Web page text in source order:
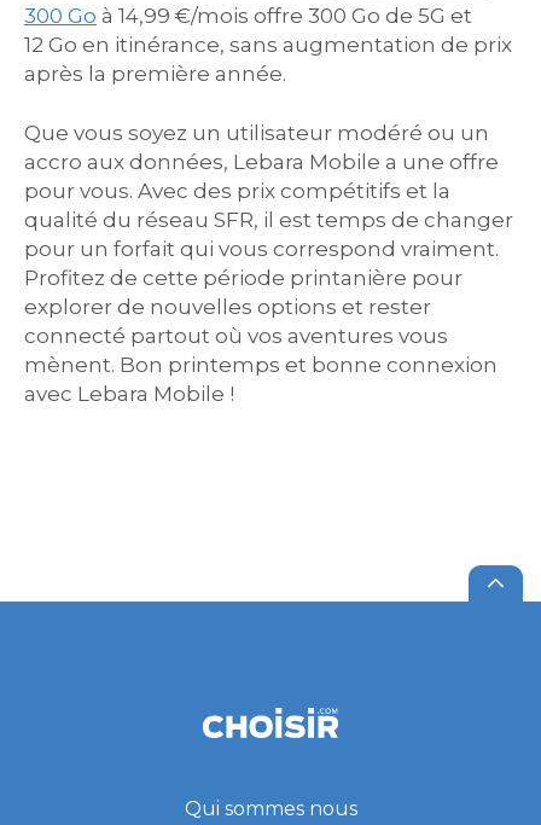
300 Go à 14,99 €/mois offre 300 Go de 5G et
12 Go en itinérance, sans augmentation de prix
après la première année.
Que vous soyez un utilisateur modéré ou un
accro aux données, Lebara Mobile a une offre
pour vous. Avec des prix compétitifs et la
qualité du réseau SFR, il est temps de changer
pour un forfait qui vous correspond vraiment.
Profitez de cette période printanière pour
explorer de nouvelles options et rester
connecté partout où vos aventures vous
mènent. Bon printemps et bonne connexion
avec Lebara Mobile !
Qui sommes nous